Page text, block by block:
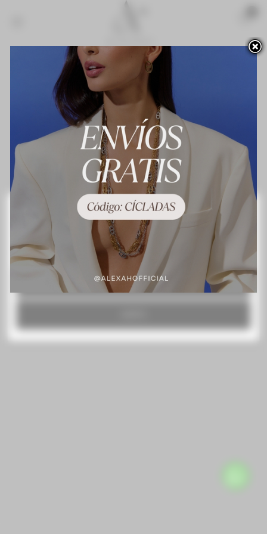
Acceso para profesionales
¡Lo más vendido! Contacte con nosotros
Terminos y condiciones de uso
Preguntas frecuentes Política de privacidad
Política de cookies Mapa del sitio
Este sitio web utiliza cookies propias y de terceros para mejorar nuestros servicios y
mostrarle publicidad relacionada con sus preferencias mediante el análisis de sus
hábitos de navegación. Para dar su consentimiento sobre su uso pulse el botón
Más información Personalizar las cookies
RECHAZAR TODO